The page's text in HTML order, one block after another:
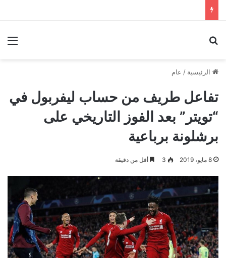
الرئيسية / عام
تفاعل طريف من حساب ليفربول في
“تويتر” بعد الفوز التاريخي على
برشلونة برباعية
8 مايو، 2019 3 أقل من دقيقة